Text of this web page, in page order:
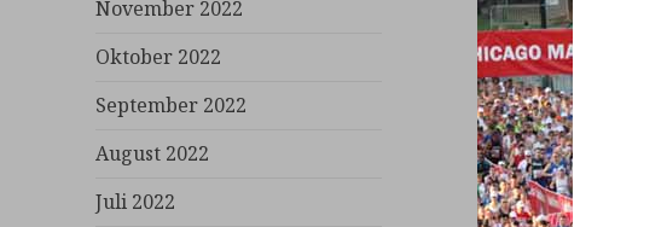
November 2022
Oktober 2022
September 2022
August 2022
Juli 2022